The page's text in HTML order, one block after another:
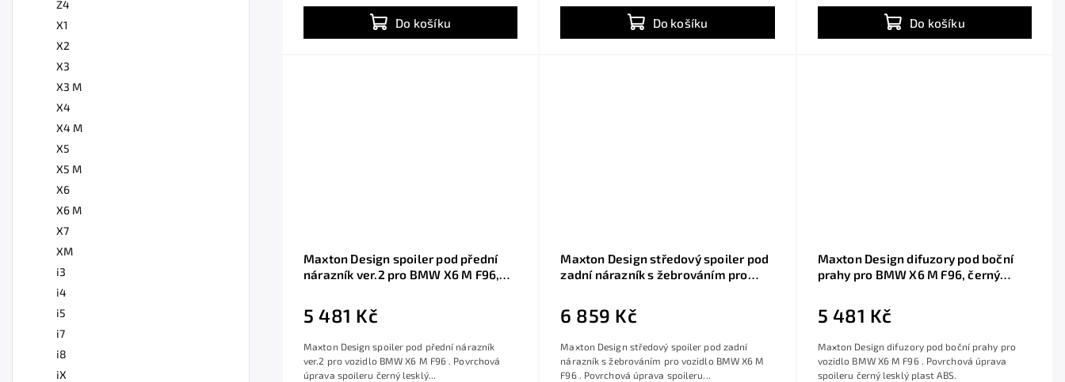
Z4
X1
X2
X3
X3 M
X4
X4 M
X5
X5 M
X6
X6 M
X7
XM
i3
i4
i5
i7
i8
iX
Do košíku Do košíku Do košíku
Maxton Design spoiler pod přední
nárazník ver.2 pro BMW X6 M F96,
5 481 Kč
Maxton Design spoiler pod přední nárazník
ver.2 pro vozidlo BMW X6 M F96 . Povrchová
úprava spoileru černý lesklý...
Maxton Design středový spoiler pod
zadní nárazník s žebrováním pro
ABS
6 859 Kč
Maxton Design středový spoiler pod zadní
nárazník s žebrováním pro vozidlo BMW X6 M
F96 . Povrchová úprava spoileru...
Maxton Design difuzory pod boční
prahy pro BMW X6 M F96, černý
5 481 Kč
Maxton Design difuzory pod boční prahy pro
vozidlo BMW X6 M F96 . Povrchová úprava
spoileru černý lesklý plast ABS.